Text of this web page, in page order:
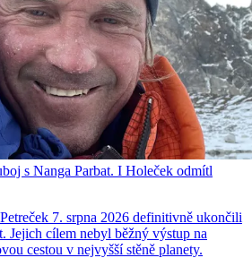
s Nanga Parbat. I Holeček odmítl
7. srpna 2026 definitivně ukončili
Jejich cílem nebyl běžný výstup na
cestou v nejvyšší stěně planety.